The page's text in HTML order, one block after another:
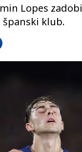
Lopes
španski klub.